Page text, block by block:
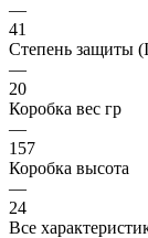
—
41
Степень защиты
—
20
Коробка вес гр
—
157
Коробка высота
—
24
Все